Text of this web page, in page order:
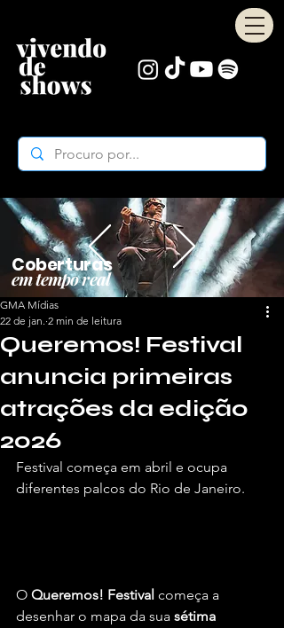
Coberturas
em tempo real
Queremos! Festival
anuncia primeiras
atrações da edição
2026
GMA Mídias
22 de jan. 2 min de leitura
Festival começa em abril e ocupa
diferentes palcos do Rio de Janeiro.
O Queremos! Festival começa a
desenhar o mapa da sua sétima